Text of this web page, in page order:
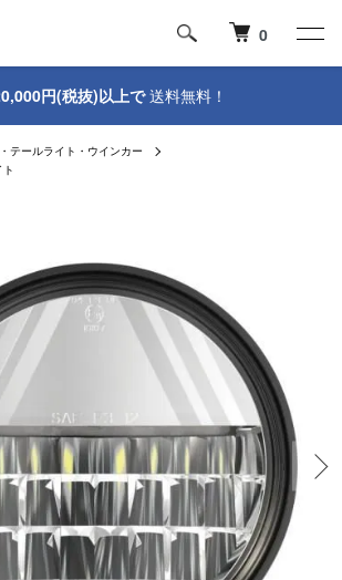
0
円(税抜)以上で送料無料！
テールライト・ウインカー